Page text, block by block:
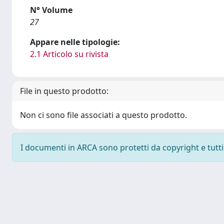
N° Volume
27
Appare nelle tipologie:
2.1 Articolo su rivista
File in questo prodotto:
Non ci sono file associati a questo prodotto.
I documenti in ARCA sono protetti da copyright e